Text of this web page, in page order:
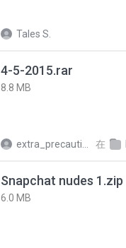
Tales S.
4-5-2015.rar
8.8 MB
在
Snapchat nudes 1.zip
6.0 MB